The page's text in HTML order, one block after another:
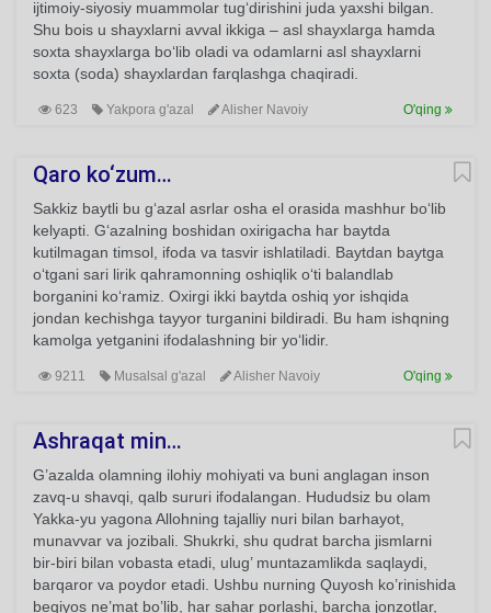
ijtimoiy-siyosiy muammolar tug‘dirishini juda yaxshi bilgan.
Shu bois u shayxlarni avval ikkiga – asl shayxlarga hamda
soxta shayxlarga bo‘lib oladi va odamlarni asl shayxlarni
soxta (soda) shayxlardan farqlashga chaqiradi.
623 Yakpora g'azal Alisher Navoiy O'qing
Qaro ko‘zum…
Sakkiz baytli bu g‘azal asrlar osha el orasida mashhur bo‘lib
kelyapti. G‘azalning boshidan oxirigacha har baytda
kutilmagan timsol, ifoda va tasvir ishlatiladi. Baytdan baytga
o‘tgani sari lirik qahramonning oshiqlik o‘ti balandlab
borganini ko‘ramiz. Oxirgi ikki baytda oshiq yor ishqida
jondan kechishga tayyor turganini bildiradi. Bu ham ishqning
kamolga yetganini ifodalashning bir yo‘lidir.
9211 Musalsal g'azal Alisher Navoiy O'qing
Ashraqat min…
G’azalda olamning ilohiy mohiyati va buni anglagan inson
zavq-u shavqi, qalb sururi ifodalangan. Hududsiz bu olam
Yakka-yu yagona Allohning tajalliy nuri bilan barhayot,
munavvar va jozibali. Shukrki, shu qudrat barcha jismlarni
bir-biri bilan vobasta etadi, ulug’ muntazamlikda saqlaydi,
barqaror va poydor etadi. Ushbu nurning Quyosh ko’rinishida
beqiyos ne’mat bo’lib, har sahar porlashi, barcha jonzotlar,